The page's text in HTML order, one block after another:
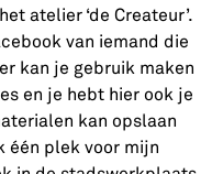
atelier ‘de Createur’.
van iemand die
kan je gebruik maken
en je hebt hier ook je
kan opslaan
één plek voor mijn